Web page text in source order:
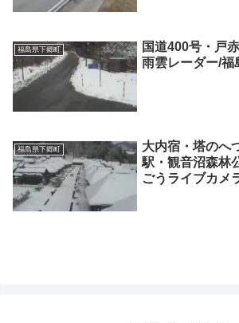
福島県下郷町
国道400号・戸
雨雲レーダー/福
福島県下郷町
大内宿・塔のへ
駅・観音沼森林
ごうライブカメ